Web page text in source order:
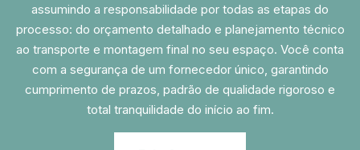
assumindo a responsabilidade por todas as etapas do
processo: do orçamento detalhado e planejamento técnico
ao transporte e montagem final no seu espaço. Você conta
com a segurança de um fornecedor único, garantindo
cumprimento de prazos, padrão de qualidade rigoroso e
total tranquilidade do início ao fim.